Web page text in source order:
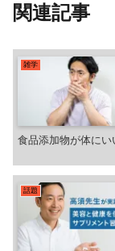
関連記事
雑学
食品添加物が体に
話題